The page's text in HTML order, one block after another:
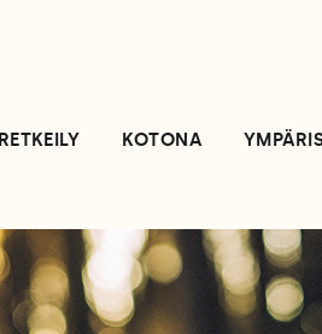
RETKEILY KOTONA